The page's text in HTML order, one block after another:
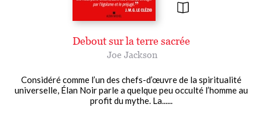
Debout sur la terre sacrée
Joe Jackson
Considéré comme l’un des chefs-d’œuvre de la spiritualité
universelle, Élan Noir parle a quelque peu occulté l’homme au
profit du mythe. La......